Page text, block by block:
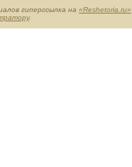
гиперссылка на «Reshetoria.ru»
.